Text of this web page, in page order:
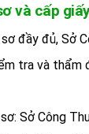
và cấp
đầy đủ, Sở
tra và thẩm
Sở Công